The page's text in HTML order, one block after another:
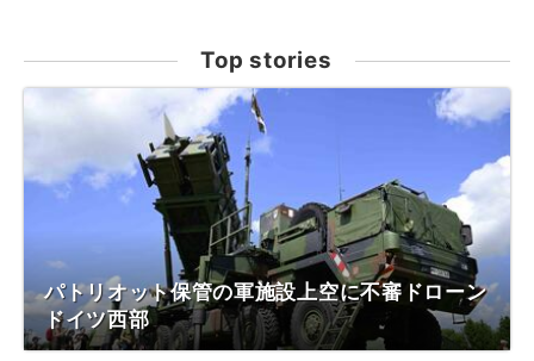
Top stories
パトリオット保管の軍施設上空に不審ドローン
ドイツ西部